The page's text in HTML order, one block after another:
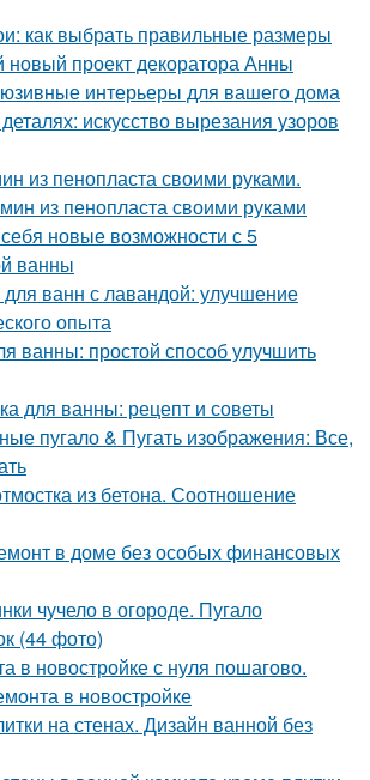
как выбрать правильные размеры
новый проект декоратора Анны
интерьеры для вашего дома
искусство вырезания узоров
из пенопласта своими руками.
из пенопласта своими руками
новые возможности с 5
ванны
ванн с лавандой: улучшение
опыта
ванны: простой способ улучшить
для ванны: рецепт и советы
пугало & Пугать изображения: Все,
из бетона. Соотношение
в доме без особых финансовых
чучело в огороде. Пугало
(44 фото)
в новостройке с нуля пошагово.
в новостройке
на стенах. Дизайн ванной без